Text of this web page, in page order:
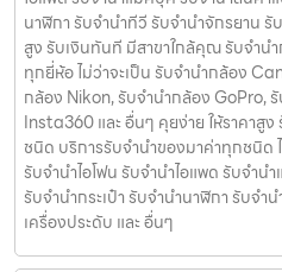
นาฬิกา รับจํานําทีวี รับจํานําจักรยาน รั
สูง รับเงินทันที มีสาขาใกล้คุณ รับจำน
ทุกยี่ห้อ ไม่ว่าจะเป็น รับจำนำกล้อง
กล้อง Nikon, รับจำนำกล้อง GoPro,
Insta360 และ อื่นๆ คุยง่าย ให้ราคาสู
ชนิด บริการรับจำนำของมาค่าทุกชนิด
รับจํานําไอโฟน รับจํานําไอแพด รับจํา
รับจํานํากระเป๋า รับจํานํานาฬิกา รับจํา
เครื่องประดับ และ อื่นๆ